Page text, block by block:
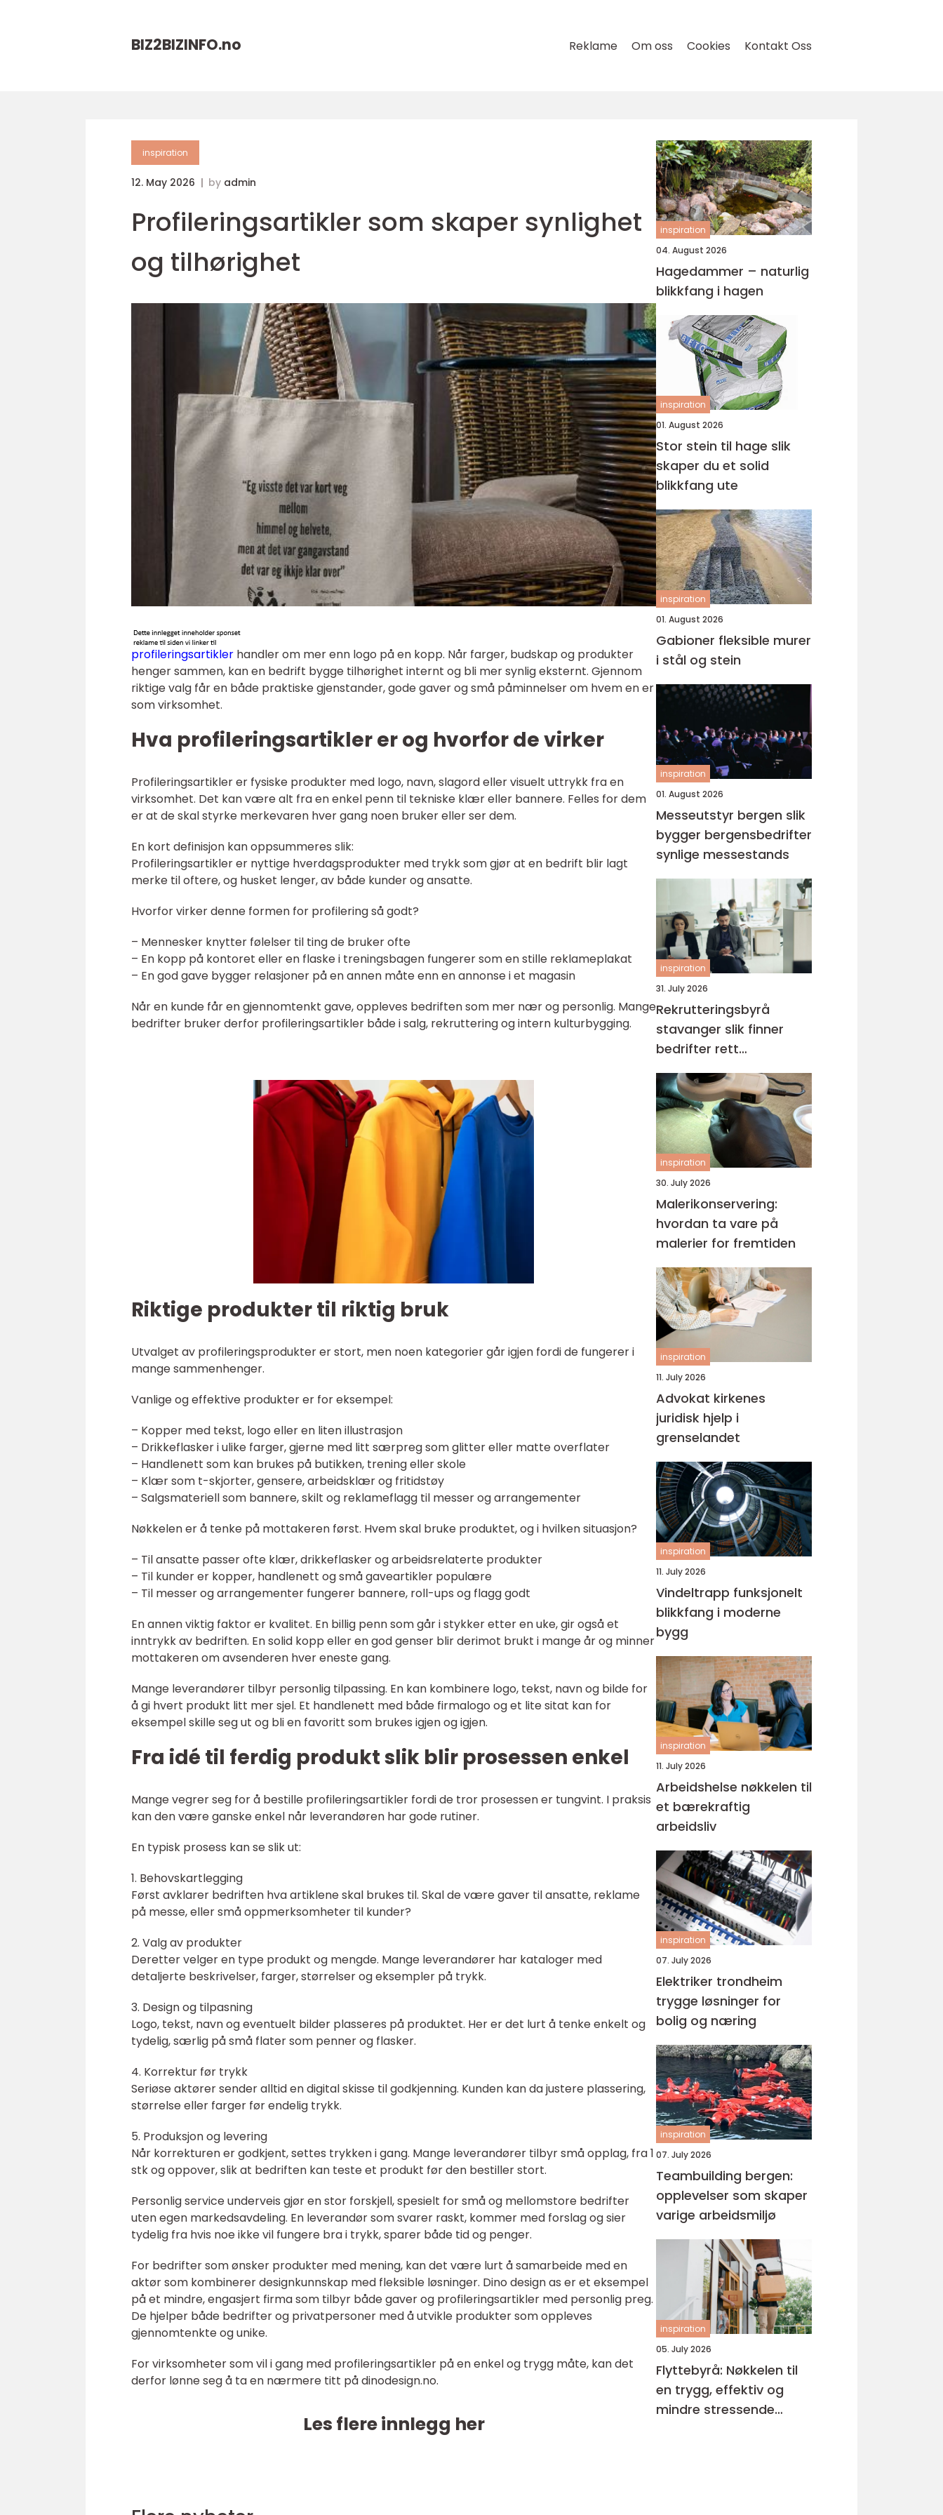
BIZ2BIZINFO.no Reklame Om oss Cookies Kontakt Oss
inspiration
12. May 2026 by admin
Profileringsartikler som skaper synlighet
og tilhørighet
profileringsartikler handler om mer enn logo på en kopp. Når farger, budskap og produkter
henger sammen, kan en bedrift bygge tilhørighet internt og bli mer synlig eksternt. Gjennom
riktige valg får en både praktiske gjenstander, gode gaver og små påminnelser om hvem en er
som virksomhet.
Hva profileringsartikler er og hvorfor de virker
Profileringsartikler er fysiske produkter med logo, navn, slagord eller visuelt uttrykk fra en
virksomhet. Det kan være alt fra en enkel penn til tekniske klær eller bannere. Felles for dem
er at de skal styrke merkevaren hver gang noen bruker eller ser dem.
En kort definisjon kan oppsummeres slik:
Profileringsartikler er nyttige hverdagsprodukter med trykk som gjør at en bedrift blir lagt
merke til oftere, og husket lenger, av både kunder og ansatte.
Hvorfor virker denne formen for profilering så godt?
– Mennesker knytter følelser til ting de bruker ofte
– En kopp på kontoret eller en flaske i treningsbagen fungerer som en stille reklameplakat
– En god gave bygger relasjoner på en annen måte enn en annonse i et magasin
Når en kunde får en gjennomtenkt gave, oppleves bedriften som mer nær og personlig. Mange
bedrifter bruker derfor profileringsartikler både i salg, rekruttering og intern kulturbygging.
Riktige produkter til riktig bruk
Utvalget av profileringsprodukter er stort, men noen kategorier går igjen fordi de fungerer i
mange sammenhenger.
Vanlige og effektive produkter er for eksempel:
– Kopper med tekst, logo eller en liten illustrasjon
– Drikkeflasker i ulike farger, gjerne med litt særpreg som glitter eller matte overflater
– Handlenett som kan brukes på butikken, trening eller skole
– Klær som t-skjorter, gensere, arbeidsklær og fritidstøy
– Salgsmateriell som bannere, skilt og reklameflagg til messer og arrangementer
Nøkkelen er å tenke på mottakeren først. Hvem skal bruke produktet, og i hvilken situasjon?
– Til ansatte passer ofte klær, drikkeflasker og arbeidsrelaterte produkter
– Til kunder er kopper, handlenett og små gaveartikler populære
– Til messer og arrangementer fungerer bannere, roll-ups og flagg godt
En annen viktig faktor er kvalitet. En billig penn som går i stykker etter en uke, gir også et
inntrykk av bedriften. En solid kopp eller en god genser blir derimot brukt i mange år og minner
mottakeren om avsenderen hver eneste gang.
Mange leverandører tilbyr personlig tilpassing. En kan kombinere logo, tekst, navn og bilde for
å gi hvert produkt litt mer sjel. Et handlenett med både firmalogo og et lite sitat kan for
eksempel skille seg ut og bli en favoritt som brukes igjen og igjen.
Fra idé til ferdig produkt slik blir prosessen enkel
Mange vegrer seg for å bestille profileringsartikler fordi de tror prosessen er tungvint. I praksis
kan den være ganske enkel når leverandøren har gode rutiner.
En typisk prosess kan se slik ut:
1. Behovskartlegging
Først avklarer bedriften hva artiklene skal brukes til. Skal de være gaver til ansatte, reklame
på messe, eller små oppmerksomheter til kunder?
2. Valg av produkter
Deretter velger en type produkt og mengde. Mange leverandører har kataloger med
detaljerte beskrivelser, farger, størrelser og eksempler på trykk.
3. Design og tilpasning
Logo, tekst, navn og eventuelt bilder plasseres på produktet. Her er det lurt å tenke enkelt og
tydelig, særlig på små flater som penner og flasker.
4. Korrektur før trykk
Seriøse aktører sender alltid en digital skisse til godkjenning. Kunden kan da justere plassering,
størrelse eller farger før endelig trykk.
5. Produksjon og levering
Når korrekturen er godkjent, settes trykken i gang. Mange leverandører tilbyr små opplag, fra 1
stk og oppover, slik at bedriften kan teste et produkt før den bestiller stort.
Personlig service underveis gjør en stor forskjell, spesielt for små og mellomstore bedrifter
uten egen markedsavdeling. En leverandør som svarer raskt, kommer med forslag og sier
tydelig fra hvis noe ikke vil fungere bra i trykk, sparer både tid og penger.
For bedrifter som ønsker produkter med mening, kan det være lurt å samarbeide med en
aktør som kombinerer designkunnskap med fleksible løsninger. Dino design as er et eksempel
på et mindre, engasjert firma som tilbyr både gaver og profileringsartikler med personlig preg.
De hjelper både bedrifter og privatpersoner med å utvikle produkter som oppleves
gjennomtenkte og unike.
For virksomheter som vil i gang med profileringsartikler på en enkel og trygg måte, kan det
derfor lønne seg å ta en nærmere titt på dinodesign.no.
Les flere innlegg her
inspiration
04. August 2026
Hagedammer – naturlig
blikkfang i hagen
inspiration
01. August 2026
Stor stein til hage slik
skaper du et solid
blikkfang ute
inspiration
01. August 2026
Gabioner fleksible murer
i stål og stein
inspiration
01. August 2026
Messeutstyr bergen slik
bygger bergensbedrifter
synlige messestands
inspiration
31. July 2026
Rekrutteringsbyrå
stavanger slik finner
bedrifter rett
kompetanse
inspiration
30. July 2026
Malerikonservering:
hvordan ta vare på
malerier for fremtiden
inspiration
11. July 2026
Advokat kirkenes
juridisk hjelp i
grenselandet
inspiration
11. July 2026
Vindeltrapp funksjonelt
blikkfang i moderne
bygg
inspiration
11. July 2026
Arbeidshelse nøkkelen til
et bærekraftig
arbeidsliv
inspiration
07. July 2026
Elektriker trondheim
trygge løsninger for
bolig og næring
inspiration
07. July 2026
Teambuilding bergen:
opplevelser som skaper
varige arbeidsmiljø
inspiration
05. July 2026
Flyttebyrå: Nøkkelen til
en trygg, effektiv og
mindre stressende